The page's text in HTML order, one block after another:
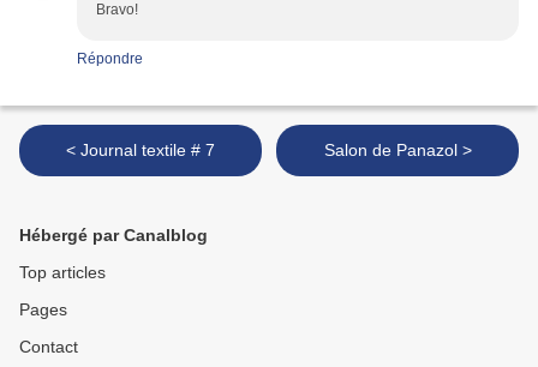
Bravo!
Répondre
< Journal textile # 7 Salon de Panazol >
Hébergé par Canalblog
Top articles
Pages
Contact